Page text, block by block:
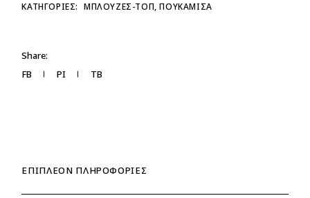
ΚΑΤΗΓΟΡΊΕΣ: ΜΠΛΟΥΖΕΣ-ΤΟΠ,ΠΟΥΚΑΜΙΣΑ
Share:
FB
PI TB
ΕΠΙΠΛΈΟΝ ΠΛΗΡΟΦΟΡΊΕΣ